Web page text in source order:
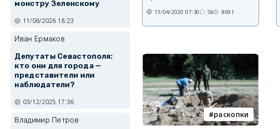
11/04/2020 07:30 56 8691
раскопки
монстру Зеленскому
11/06/2026 18:23
Иван Ермаков
Депутаты Севастополя:
кто они для города —
представители или
наблюдатели?
03/12/2025 17:36
Владимир Петров